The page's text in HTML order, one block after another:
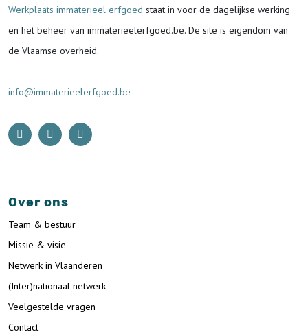
Werkplaats immaterieel erfgoed staat in voor de dagelijkse werking
en het beheer van immaterieelerfgoed.be. De site is eigendom van
de Vlaamse overheid.
info@immaterieelerfgoed.be
Over ons
Team & bestuur
Missie & visie
Netwerk in Vlaanderen
(Inter)nationaal netwerk
Veelgestelde vragen
Contact